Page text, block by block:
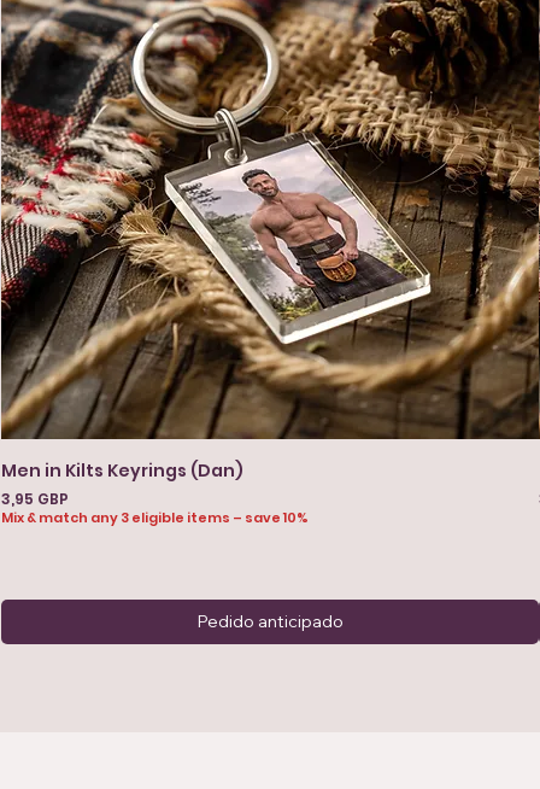
Men in Kilts Keyrings (Dan)
Precio
3,95 GBP
Mix & match any 3 eligible items – save 10%
Pedido anticipado